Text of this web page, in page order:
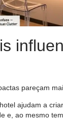
pareçam
ajudam a
e, ao mesmo